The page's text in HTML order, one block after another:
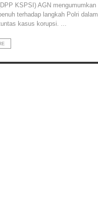
KSPSI) AGN mengumumkan
terhadap langkah Polri dalam
kasus korupsi. ...